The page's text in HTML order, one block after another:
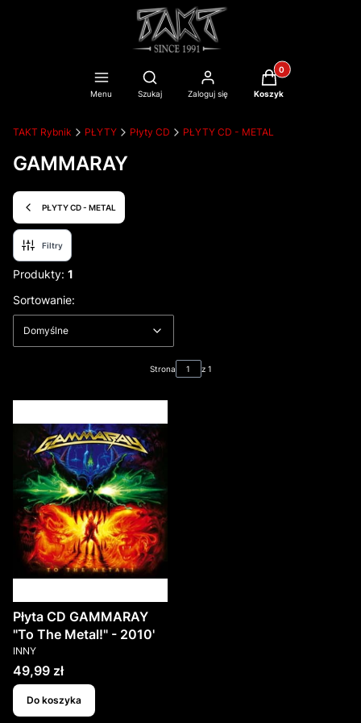
Menu
Otwórz wyszukiwarkę
Szukaj Zaloguj się
Produkty w
Koszyk
TAKT Rybnik PŁYTY Płyty CD PŁYTY CD - METAL
GAMMARAY
PŁYTY CD - METAL
Filtry
Produkty: 1
Lista produktów
Sortowanie:
Domyślne
Strona z 1
Płyta CD GAMMARAY
"To The Metal!" - 2010'
PRODUCENT
INNY
Cena
49,99 zł
Do koszyka